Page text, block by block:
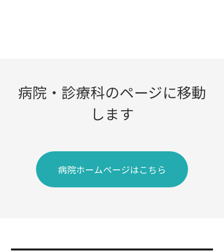
病院・診療科のページに移動
します
病院ホームページはこちら